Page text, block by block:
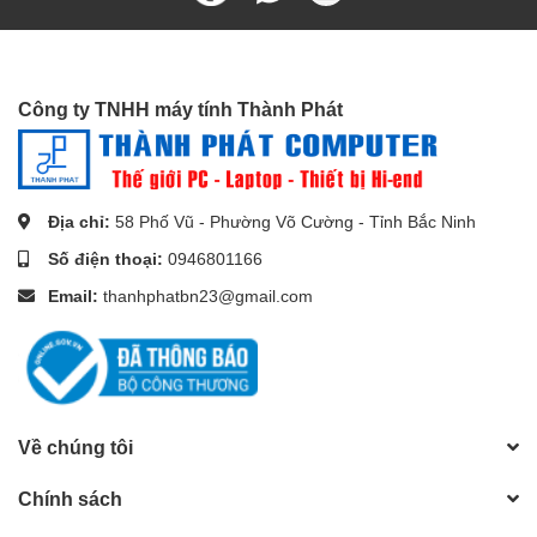
thiết bị IP-kích hoạt của họ mà không cần cáp Ethernet
Công ty TNHH máy tính Thành Phát
Địa chỉ: 58 Phố Vũ - Phường Võ Cường - Tỉnh Bắc Ninh
Số điện thoại: 0946801166
Email: thanhphatbn23@gmail.com
Về chúng tôi
Chính sách